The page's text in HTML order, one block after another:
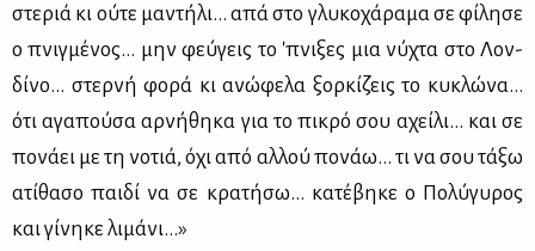
στε­ριά κι ού­τε μα­ντή­λι... απά στο γλυ­κο­χά­ρα­μα σε φί­λη­σε
ο πνιγ­μέ­νος... μην φεύ­γεις το 'πνι­ξες μια νύ­χτα στο Λον­
δί­νο... στερ­νή φο­ρά κι ανώ­φε­λα ξορ­κί­ζεις το κυ­κλώ­να...
ότι αγα­πού­σα αρ­νή­θη­κα για το πι­κρό σου αχεί­λι... και σε
πο­νά­ει με τη νο­τιά, όχι από αλ­λού πο­νάω... τι να σου τά­ξω
ατί­θα­σο παι­δί να σε κρα­τή­σω... κα­τέ­βη­κε ο Πο­λύ­γυ­ρος
και γί­νη­κε λι­μά­νι...»